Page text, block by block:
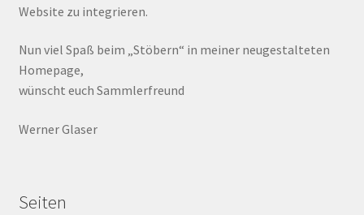
Website zu integrieren.
Nun viel Spaß beim „Stöbern“ in meiner neugestalteten
Homepage,
wünscht euch Sammlerfreund
Werner Glaser
Seiten